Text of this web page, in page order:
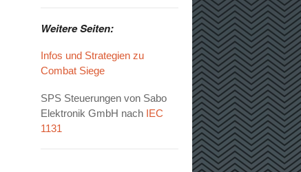
Weitere Seiten:
Infos und Strategien zu
Combat Siege
SPS Steuerungen von Sabo
Elektronik GmbH nach IEC
1131